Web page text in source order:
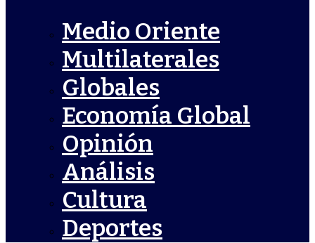
Medio Oriente
Multilaterales
Globales
Economía Global
Opinión
Análisis
Cultura
Deportes